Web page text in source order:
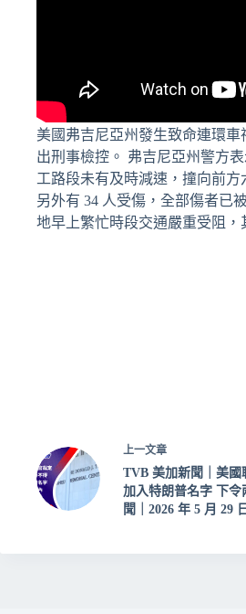
美國弗吉尼亞州發生致命連環
出刑事檢控。 弗吉尼亞州警方
工路段未有及時減速，撞向前
另外有 34 人受傷，全部傷者已
地早上繁忙時段交通嚴重受阻
上一文章
TVB 美加新聞｜美國
加入特朗普名字 下
聞｜2026 年 5 月 29 日